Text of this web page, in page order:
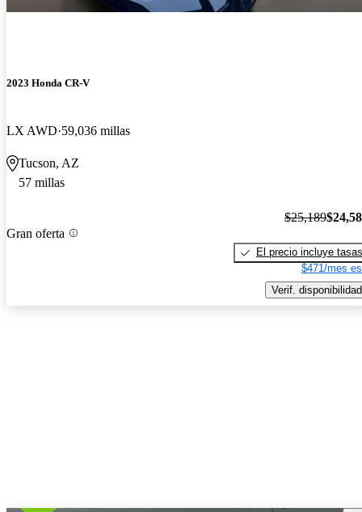
2023 Honda CR-V
LX AWD 59,036 millas
Tucson, AZ
57 millas
Gran oferta
$25,189
El precio incluye tasas
$471/mes
Verif. disponibilidad